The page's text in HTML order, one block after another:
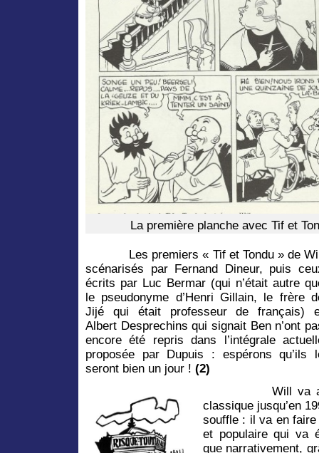
La première planche avec Tif et
Les premiers « Tif et Tondu » de
scénarisés par Fernand Dineur, puis
écrits par Luc Bermar (qui n’était autre
le pseudonyme d’Henri Gillain, le frère
Jijé
qui était professeur de français)
Albert Desprechins qui signait Ben n’ont
encore été repris dans l’intégrale
proposée par Dupuis : espérons qu’ils
seront bien un jour ! (2)
Will va
classique jusqu’en
souffle : il va en faire
et populaire qui va
que narrativement,